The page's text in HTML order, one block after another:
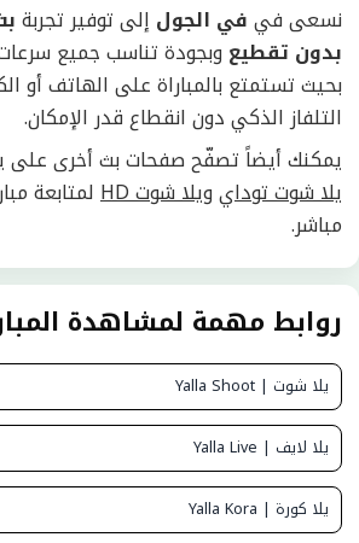
نسعى فيفي الجول إلى توفير تجربة
بدون تقطيع وبجودة تناسب جميع سرعات
بحيث تستمتع بالمباراة على الهاتف أو
التلفاز الذكي دون انقطاع قدر الإمكان.
يمكنك أيضاً تصفّح صفحات بث أخرى على
يلا شوت تودايويلا شوت HD
لمتابعة
مباشر.
روابط مهمة لمشاهدة
يلا شوت | Yalla Shoot
يلا لايف | Yalla Live
يلا كورة | Yalla Kora